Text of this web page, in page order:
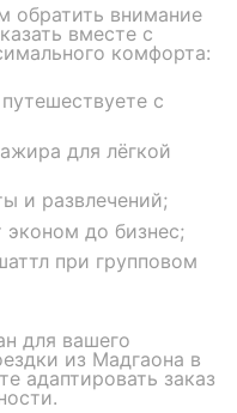
обратить внимание
вместе с
комфорта:
с
для лёгкой
и развлечений;
до бизнес;
при групповом
для вашего
из Мадгаона в
адаптировать заказ